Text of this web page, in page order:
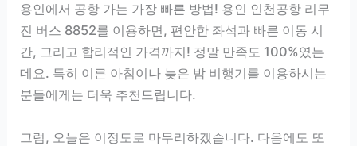
용인에서 공항 가는 가장 빠른 방법! 용인 인천공항 리무
진 버스 8852를 이용하면, 편안한 좌석과 빠른 이동 시
간, 그리고 합리적인 가격까지! 정말 만족도 100%였는
데요. 특히 이른 아침이나 늦은 밤 비행기를 이용하시는
분들에게는 더욱 추천드립니다.
그럼, 오늘은 이정도로 마무리하겠습니다. 다음에도 또